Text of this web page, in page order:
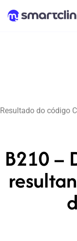
Resultado do código
B210 –